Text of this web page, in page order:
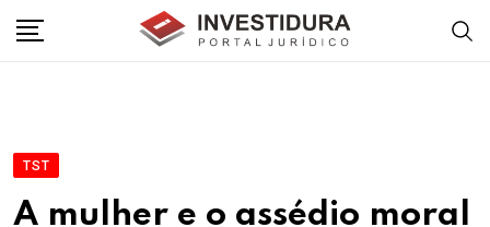
TST
A mulher e o assédio moral